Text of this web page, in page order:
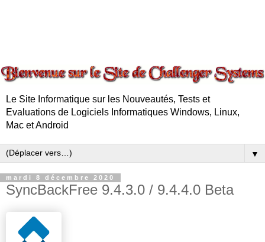
Le Site Informatique sur les Nouveautés, Tests et
Evaluations de Logiciels Informatiques Windows, Linux,
Mac et Android
▼
mardi 8 décembre 2020
SyncBackFree 9.4.3.0 / 9.4.4.0 Beta